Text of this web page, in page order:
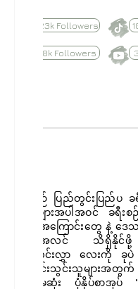
623k Followers
8.8k Followers
နေ့စဉ် ပြည်တွင်းပြည်ပ
ထူးများအပါအဝင် ခရီ
များအကြောင်းတွေ နဲ့ ဒ
အစုံအလင် သိရှိနိုင်
သတင်းလွှာ လေးကို ခု
စာရင်းသွင်းသူများအ
ပထမဆုံး ပုံနှိပ်စာအုပ်